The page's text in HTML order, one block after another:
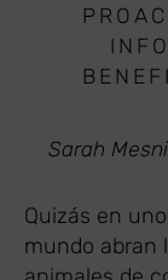
Sarah
Quizás en
mundo abran